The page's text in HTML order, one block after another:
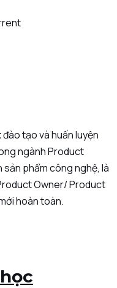
đào tạo và huấn luyện
ngành Product
sản phẩm công nghệ, là
Owner/ Product
hoàn toàn.